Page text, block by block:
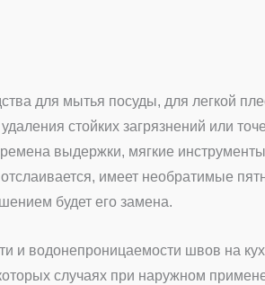
для мытья посуды, для легкой
стойких загрязнений или
выдержки, мягкие
имеет необратимые
будет его замена.
и водонепроницаемости швов на
случаях при наружном